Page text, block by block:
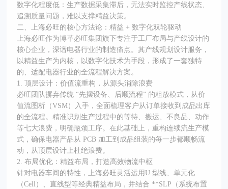
数字化程度低：生产数据采集滞后，无法实时监控产线状态、
追溯质量问题，难以支撑精益决策。
二、上海必旺的核心方法论：精益 + 数字化双轮驱动
上海必旺作为博革必旺集团旗下专注于工厂布局与产线设计的
核心企业，深谙电器行业的制造痛点。其产线规划设计服务，
以精益生产为内核，以数字化技术为手段，形成了一套独特
的、适配电器行业的全流程解决方案。
1. 顶层设计：价值流重构，从源头消除浪费
必旺团队摒弃传统 “先摆设备、后顺流程” 的粗放模式，从价
值流图析（VSM）入手，全面梳理客户从订单接收到成品出库
的全流程。精准识别生产过程中的等待、搬运、不良品、动作
等七大浪费，明确瓶颈工序。在此基础上，重构连续流生产模
式，确保电器产品从 PCB 加工到成品组装的每一步都顺畅流
动，从顶层设计上杜绝浪费。
2. 布局优化：精益布局，打造高效物流中枢
针对电器车间的特性，上海必旺灵活运用U 型线、单元化
（Cell）、直线型等经典精益布局，并结合 **SLP（系统布置